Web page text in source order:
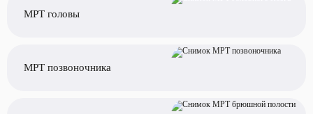
МРТ головы
МРТ позвоночника